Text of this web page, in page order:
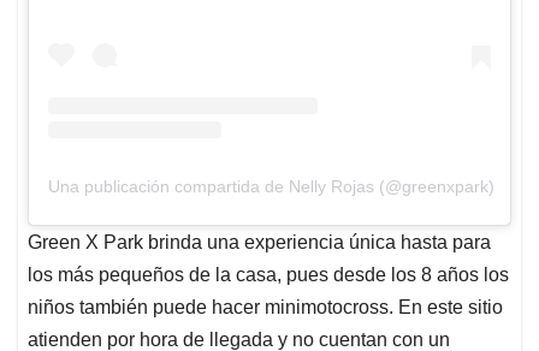
Una publicación compartida de Nelly Rojas (@greenxpark)
Green X Park brinda una experiencia única hasta para
los más pequeños de la casa, pues desde los 8 años los
niños también puede hacer minimotocross. En este sitio
atienden por hora de llegada y no cuentan con un